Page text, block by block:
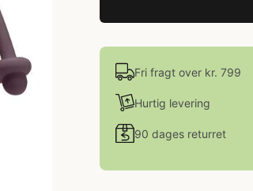
Fri fragt over kr. 799
Hurtig levering
90 dages returret